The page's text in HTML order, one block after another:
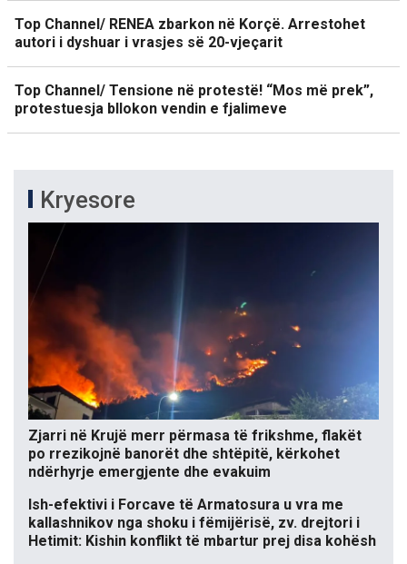
Top Channel/ RENEA zbarkon në Korçë. Arrestohet
autori i dyshuar i vrasjes së 20-vjeçarit
Top Channel/ Tensione në protestë! “Mos më prek”,
protestuesja bllokon vendin e fjalimeve
Kryesore
Zjarri në Krujë merr përmasa të frikshme, flakët
po rrezikojnë banorët dhe shtëpitë, kërkohet
ndërhyrje emergjente dhe evakuim
Ish-efektivi i Forcave të Armatosura u vra me
kallashnikov nga shoku i fëmijërisë, zv. drejtori i
Hetimit: Kishin konflikt të mbartur prej disa kohësh